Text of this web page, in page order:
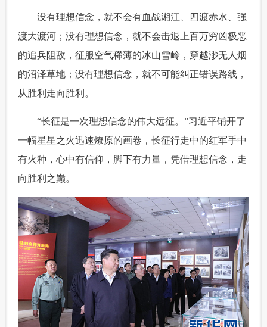
没有理想信念，就不会有血战湘江、四渡赤水、强
渡大渡河；没有理想信念，就不会击退上百万穷凶极恶
的追兵阻敌，征服空气稀薄的冰山雪岭，穿越渺无人烟
的沼泽草地；没有理想信念，就不可能纠正错误路线，
从胜利走向胜利。
“长征是一次理想信念的伟大远征。”习近平铺开了
一幅星星之火迅速燎原的画卷，长征行走中的红军手中
有火种，心中有信仰，脚下有力量，凭借理想信念，走
向胜利之巅。